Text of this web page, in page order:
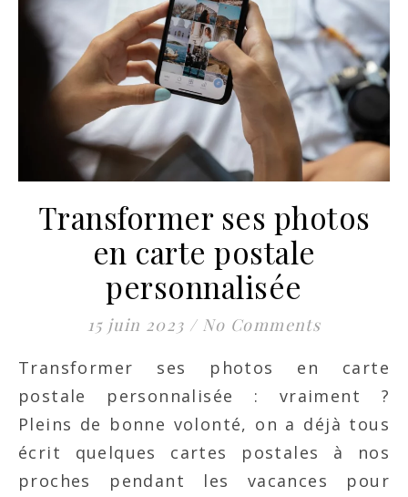
Transformer ses photos
en carte postale
personnalisée
15 juin 2023 / No Comments
Transformer ses photos en carte
postale personnalisée : vraiment ?
Pleins de bonne volonté, on a déjà tous
écrit quelques cartes postales à nos
proches pendant les vacances pour